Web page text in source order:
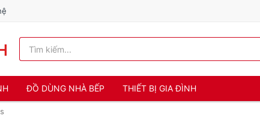
ĐỒ DÙNG NHÀ BẾP THIẾT BỊ GIA ĐÌNH